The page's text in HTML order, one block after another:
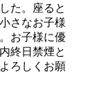
た。座ると
さなお子様
お子様に優
終日禁煙と
ろしくお願